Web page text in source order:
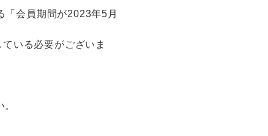
「会員期間が2023年5月
いる必要がございま